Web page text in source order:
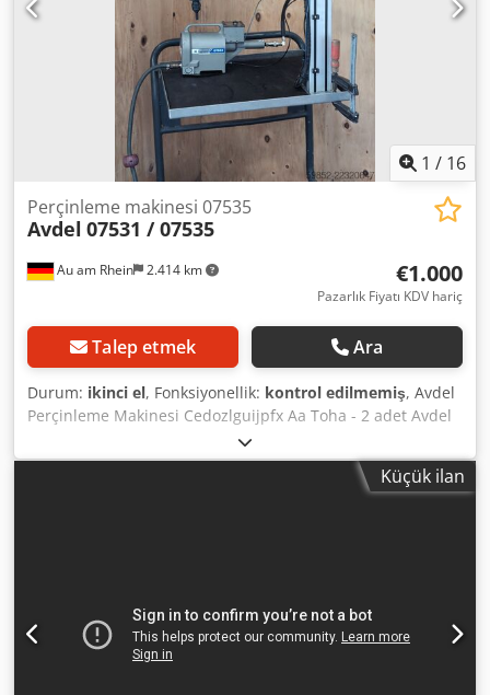
1 / 16
Au am Rhein 2.414 km
Perçinleme makinesi 07535
Avdel 07531 / 07535
€1.000
Pazarlık Fiyatı KDV hariç
Talep etmek Ara
Durum: ikinci el, Fonksiyonellik: kontrol edilmemiş, Avdel
Perçinleme Makinesi Cedozlguijpfx Aa Toha - 2 adet Avdel
07531 hava basıncı yükseltici (hidropnömatik perçinleme
cihazı için) - 2 adet Avdel 07535 perçinleme cihazı (1
adedinde perçinler için mandren eksik) - Ek ücretKüçük ilan